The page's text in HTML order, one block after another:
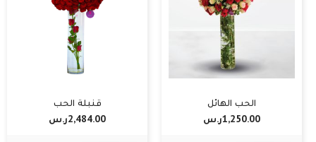
الحب الهائل
1,250.00ر.س‏
قنبلة الحب
2,484.00ر.س‏